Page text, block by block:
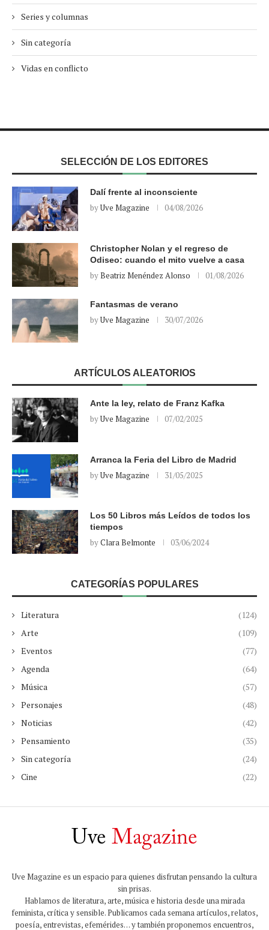
Series y columnas
Sin categoría
Vidas en conflicto
SELECCIÓN DE LOS EDITORES
Dalí frente al inconsciente
byUve Magazine 04/08/2026
Christopher Nolan y el regreso de
Odiseo: cuando el mito vuelve a casa
byBeatriz Menéndez Alonso 01/08/2026
Fantasmas de verano
byUve Magazine 30/07/2026
ARTÍCULOS ALEATORIOS
Ante la ley, relato de Franz Kafka
byUve Magazine 07/02/2025
Arranca la Feria del Libro de Madrid
byUve Magazine 31/05/2025
Los 50 Libros más Leídos de todos los
tiempos
byClara Belmonte 03/06/2024
CATEGORÍAS POPULARES
Literatura
(124)
Arte
(109)
Eventos
(77)
Agenda
(64)
Música
(57)
Personajes
(48)
Noticias
(42)
Pensamiento
(35)
Sin categoría
(24)
Cine
(22)
Uve Magazine es un espacio para quienes disfrutan pensando la cultura
sin prisas.
Hablamos de literatura, arte, música e historia desde una mirada
feminista, crítica y sensible. Publicamos cada semana artículos, relatos,
poesía, entrevistas, efemérides… y también proponemos encuentros,